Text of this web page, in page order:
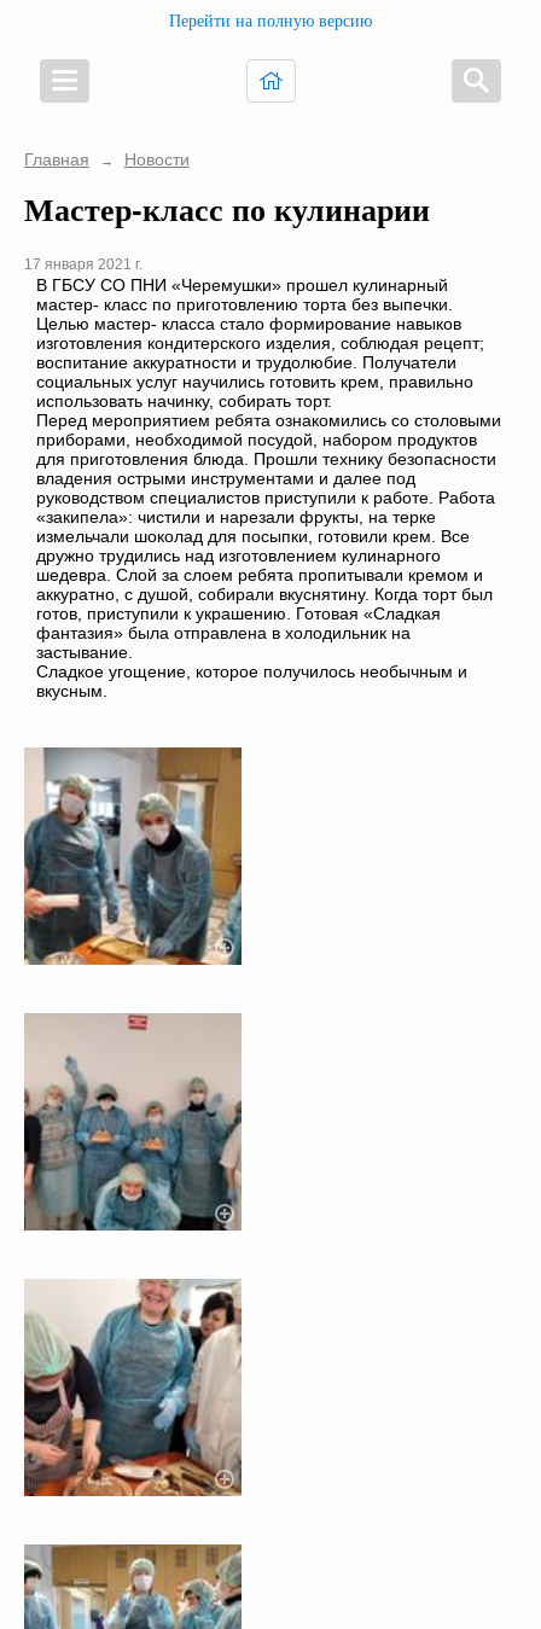
Перейти на полную версию
Главная → Новости
Мастер-класс по кулинарии
17 января 2021 г.
В ГБСУ СО ПНИ «Черемушки» прошел кулинарный
мастер- класс по приготовлению торта без выпечки.
Целью мастер- класса стало формирование навыков
изготовления кондитерского изделия, соблюдая рецепт;
воспитание аккуратности и трудолюбие. Получатели
социальных услуг научились готовить крем, правильно
использовать начинку, собирать торт.
Перед мероприятием ребята ознакомились со столовыми
приборами, необходимой посудой, набором продуктов
для приготовления блюда. Прошли технику безопасности
владения острыми инструментами и далее под
руководством специалистов приступили к работе. Работа
«закипела»: чистили и нарезали фрукты, на терке
измельчали шоколад для посыпки, готовили крем. Все
дружно трудились над изготовлением кулинарного
шедевра. Слой за слоем ребята пропитывали кремом и
аккуратно, с душой, собирали вкуснятину. Когда торт был
готов, приступили к украшению. Готовая «Сладкая
фантазия» была отправлена в холодильник на
застывание.
Сладкое угощение, которое получилось необычным и
вкусным.